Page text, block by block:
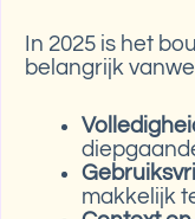
In 2025 is het
belangrijk
makkelijk